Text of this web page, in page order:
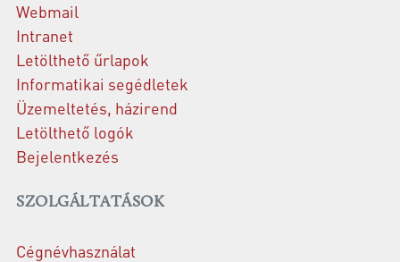
Webmail
Intranet
Letölthető űrlapok
Informatikai segédletek
Üzemeltetés, házirend
Letölthető logók
Bejelentkezés
SZOLGÁLTATÁSOK
Cégnévhasználat